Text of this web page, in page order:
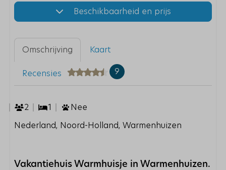
Beschikbaarheid en prijs
Omschrijving Kaart
Recensies 9
2 1 Nee
Nederland, Noord-Holland, Warmenhuizen
Vakantiehuis Warmhuisje in Warmenhuizen.